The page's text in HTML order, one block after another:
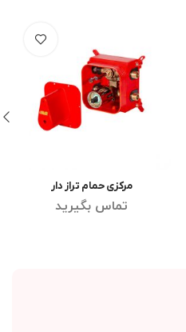
اطلاعات بیشتر
مرکزی حمام تراز دار
تماس بگیرید